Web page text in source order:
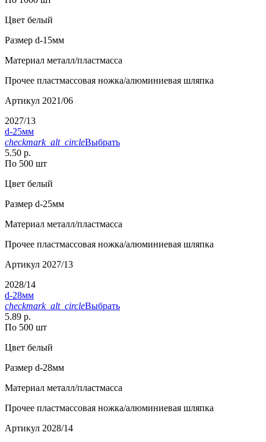
Цвет белый
Размер d-15мм
Материал металл/пластмасса
Прочее пластмассовая ножка/алюминиевая шляпка
Артикул 2021/06
2027/13
d-25мм
checkmark_alt_circleВыбрать
5.50 р.
По 500 шт
Цвет белый
Размер d-25мм
Материал металл/пластмасса
Прочее пластмассовая ножка/алюминиевая шляпка
Артикул 2027/13
2028/14
d-28мм
checkmark_alt_circleВыбрать
5.89 р.
По 500 шт
Цвет белый
Размер d-28мм
Материал металл/пластмасса
Прочее пластмассовая ножка/алюминиевая шляпка
Артикул 2028/14